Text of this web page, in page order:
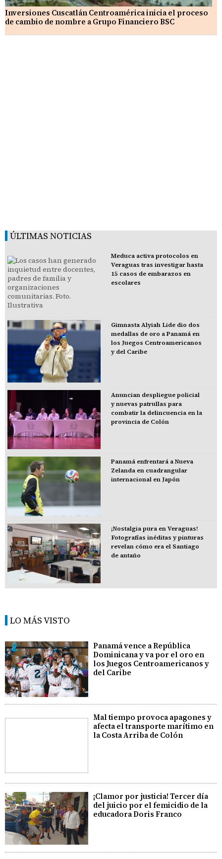
Inversiones Cuscatlán Centroamérica inicia el proceso
de cambio de nombre a Grupo Financiero BSC
ÚLTIMAS NOTICIAS
Meduca activa protocolos en
Veraguas tras investigar hasta
15 casos de embarazos en
escolares
Gimnasta Alyiah Lide dio dos
medallas de oro a Panamá en
los Juegos Centroamericanos
y del Caribe
Anuncian despliegue policial
y nuevas patrullas para
combatir la delincuencia en la
provincia de Colón
Panamá enfrentará a Nueva
Zelanda en cuadrangular
internacional en Japón
¡Nostalgia pura en Veraguas!
Fotografías inéditas y pinturas
revelan cómo era el Santiago
de antaño
LO MÁS VISTO
Panamá vence a República
Dominicana y va por el oro en
los Juegos Centroamericanos y
del Caribe
Mal tiempo provoca apagones y
afecta el transporte marítimo en
la Costa Arriba de Colón
¡Clamor por justicia! Tercer día
del juicio por el femicidio de la
educadora Doris Franco